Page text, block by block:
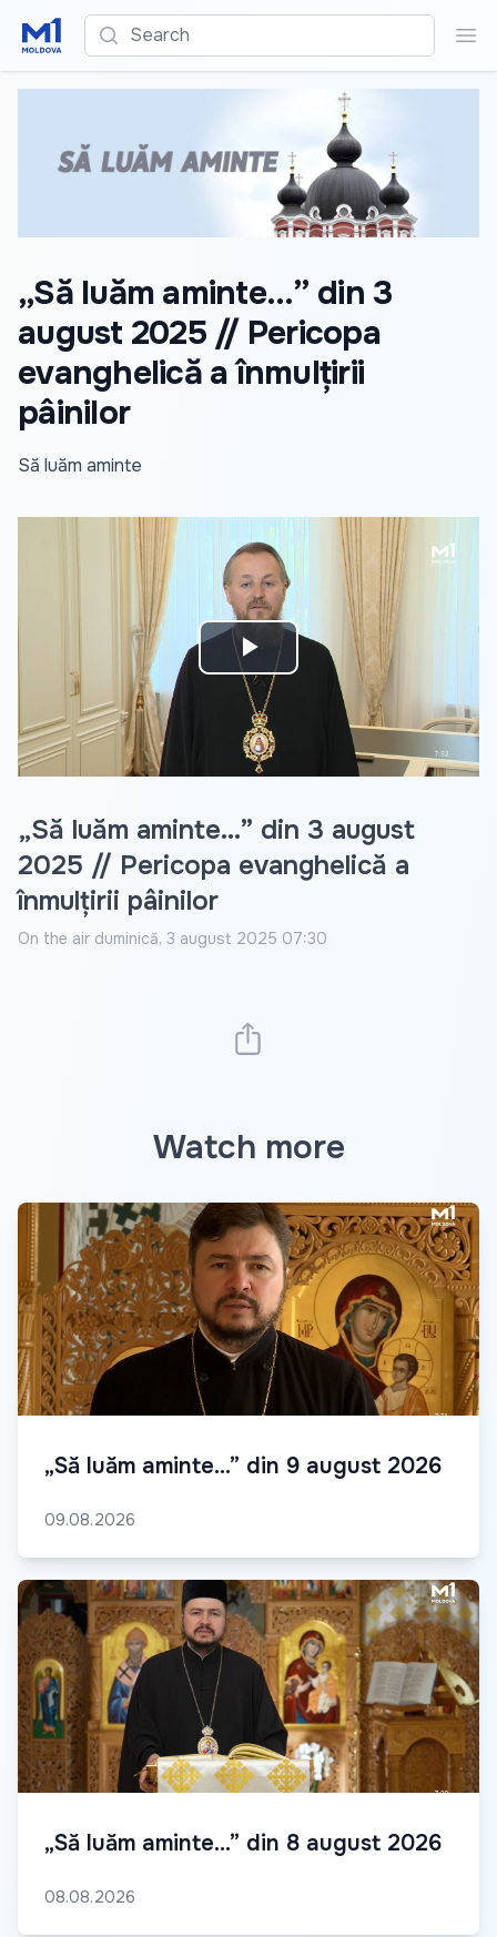
Search
„Să luăm aminte...” din 3
august 2025 // Pericopa
evanghelică a înmulțirii
pâinilor
Să luăm aminte
Play
Video
„Să luăm aminte...” din 3 august
2025 // Pericopa evanghelică a
înmulțirii pâinilor
On the air duminică, 3 august 2025 07:30
Watch more
„Să luăm aminte...” din 9 august 2026
09.08.2026
„Să luăm aminte...” din 8 august 2026
08.08.2026